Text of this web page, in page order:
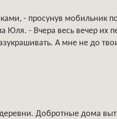
- просунув мобильник
- Вчера весь вечер их
А мне не до
Добротные дома